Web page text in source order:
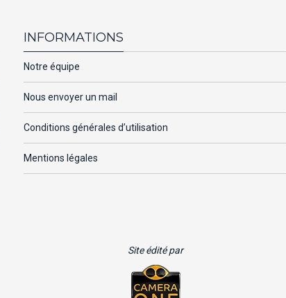
INFORMATIONS
Notre équipe
Nous envoyer un mail
Conditions générales d’utilisation
Mentions légales
Site édité par